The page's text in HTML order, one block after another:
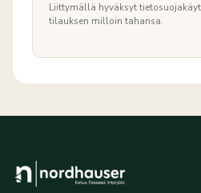
Liittymällä hyväksyt
tilauksen milloin tahansa.